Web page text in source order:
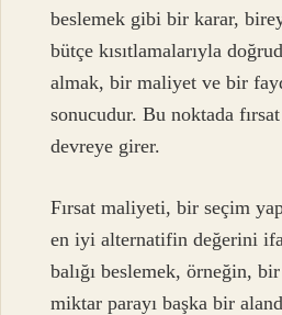
beslemek gibi bir karar,
bütçe kısıtlamalarıyla
almak, bir maliyet ve bir
sonucudur. Bu noktada
devreye girer.
Fırsat maliyeti, bir seçim
en iyi alternatifin değerini
balığı beslemek, örneğin,
miktar parayı başka bir